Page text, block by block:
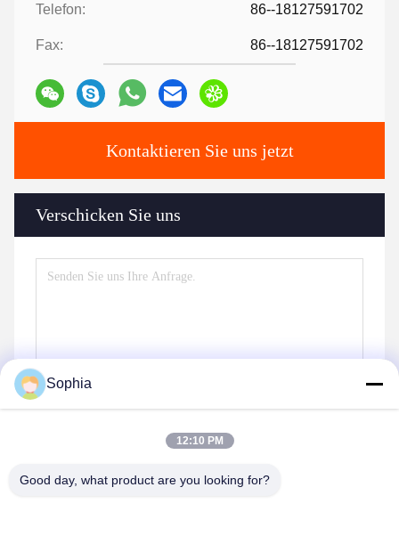
Telefon: 86--18127591702
Fax: 86--18127591702
Kontaktieren Sie uns jetzt
Verschicken Sie uns
Senden Sie
Sophia
12:10 PM
Good day, what product are you looking for?